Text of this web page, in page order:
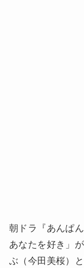
朝ドラ『あんぱ
あなたを好き」
ぶ（今田美桜）